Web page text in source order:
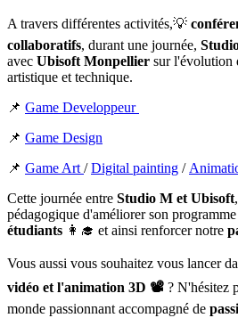
A travers différentes activités,💡
collaboratifs, durant une journée,
avec Ubisoft Monpellier sur l'évolution
artistique et technique.
📌 Game Developpeur
📌 Game Design
📌 Game Art/Digital painting /
Cette journée entre Studio M et Ubisoft
pédagogique d'améliorer son
étudiants 👩‍🎓 et ainsi renforcer notre
Vous aussi vous souhaitez vous lancer
vidéo et l'animation 3D 📽️ ? N'hésitez
monde passionnant accompagné de